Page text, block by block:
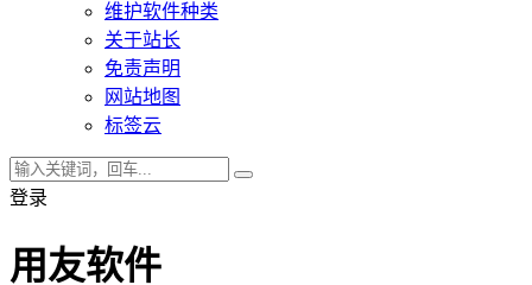
维护软件种类
关于站长
免责声明
网站地图
标签云
登录
用友软件